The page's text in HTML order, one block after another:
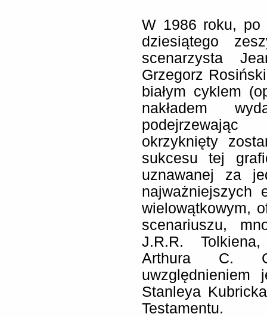
W 1986 roku, po
dziesiątego
scenarzysta
Grzegorz
białym cyklem
nakładem
okrzyknięty
sukcesu tej
uznawanej za
najważniejszych
wielowątkowym,
scenariuszu,
J.R.R.
Arthura C.
Stanleya
Testamentu.